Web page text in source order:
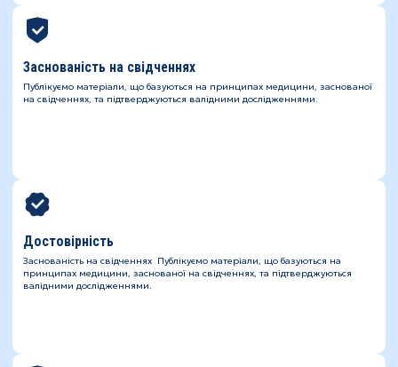
Заснованість на свідченнях
Публікуємо матеріали, що базуються на принципах медицини, заснованої
на свідченнях, та підтверджуються валідними дослідженнями.
Достовірність
Заснованість на свідченнях Публікуємо матеріали, що базуються на
принципах медицини, заснованої на свідченнях, та підтверджуються
валідними дослідженнями.